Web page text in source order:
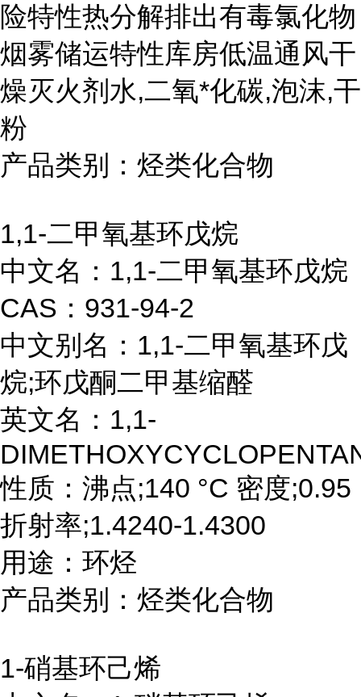
险特性热分解排出有毒氯化物
烟雾储运特性库房低温通风干
燥灭火剂水,二氧*化碳,泡沫,干
粉
产品类别：烃类化合物
1,1-二甲氧基环戊烷
中文名：1,1-二甲氧基环戊烷
CAS：931-94-2
中文别名：1,1-二甲氧基环戊
烷;环戊酮二甲基缩醛
英文名：1,1-
性质：沸点;140 °C 密度;0.95
折射率;1.4240-1.4300
用途：环烃
产品类别：烃类化合物
1-硝基环己烯